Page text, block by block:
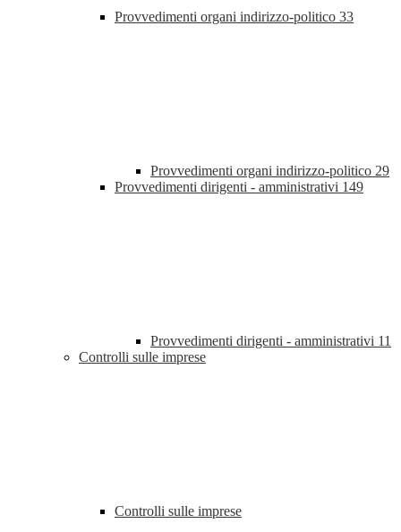
Provvedimenti organi indirizzo-politico 33
Provvedimenti organi indirizzo-politico 29
Provvedimenti dirigenti - amministrativi 149
Provvedimenti dirigenti - amministrativi 11
Controlli sulle imprese
Controlli sulle imprese